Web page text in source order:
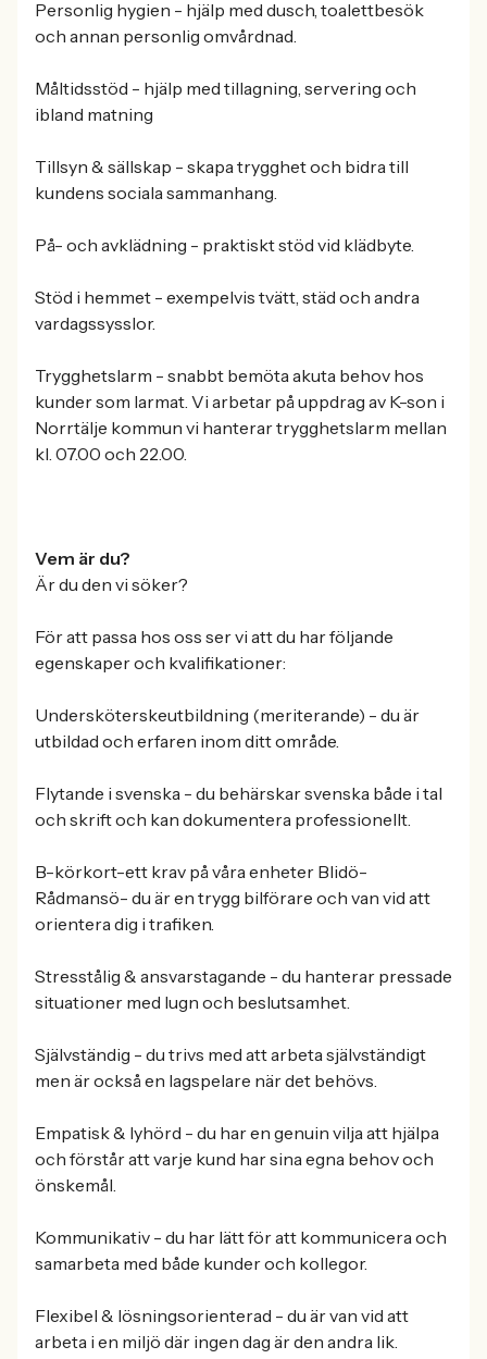
Personlig hygien - hjälp med dusch, toalettbesök
och annan personlig omvårdnad.
Måltidsstöd - hjälp med tillagning, servering och
ibland matning
Tillsyn & sällskap - skapa trygghet och bidra till
kundens sociala sammanhang.
På- och avklädning - praktiskt stöd vid klädbyte.
Stöd i hemmet - exempelvis tvätt, städ och andra
vardagssysslor.
Trygghetslarm - snabbt bemöta akuta behov hos
kunder som larmat. Vi arbetar på uppdrag av K-son i
Norrtälje kommun vi hanterar trygghetslarm mellan
kl. 07.00 och 22.00.
Vem är du?
Är du den vi söker?
För att passa hos oss ser vi att du har följande
egenskaper och kvalifikationer:
Undersköterskeutbildning (meriterande) - du är
utbildad och erfaren inom ditt område.
Flytande i svenska - du behärskar svenska både i tal
och skrift och kan dokumentera professionellt.
B-körkort-ett krav på våra enheter Blidö-
Rådmansö- du är en trygg bilförare och van vid att
orientera dig i trafiken.
Stresstålig & ansvarstagande - du hanterar pressade
situationer med lugn och beslutsamhet.
Självständig - du trivs med att arbeta självständigt
men är också en lagspelare när det behövs.
Empatisk & lyhörd - du har en genuin vilja att hjälpa
och förstår att varje kund har sina egna behov och
önskemål.
Kommunikativ - du har lätt för att kommunicera och
samarbeta med både kunder och kollegor.
Flexibel & lösningsorienterad - du är van vid att
arbeta i en miljö där ingen dag är den andra lik.